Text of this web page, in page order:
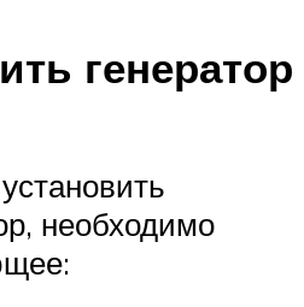
генератор
необходимо